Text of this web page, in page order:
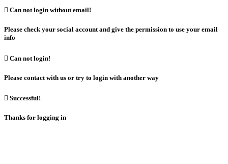
 Can not login without email!
Please check your social account and give the permission to use your email
info
 Can not login!
Please contact with us or try to login with another way
 Successful!
Thanks for logging in